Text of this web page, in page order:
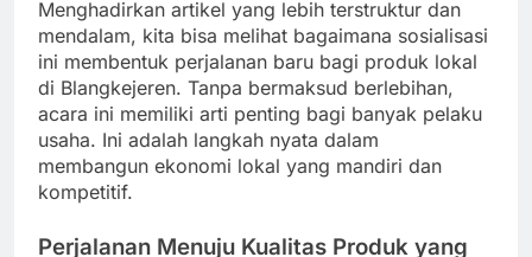
Menghadirkan artikel yang lebih terstruktur dan
mendalam, kita bisa melihat bagaimana sosialisasi
ini membentuk perjalanan baru bagi produk lokal
di Blangkejeren. Tanpa bermaksud berlebihan,
acara ini memiliki arti penting bagi banyak pelaku
usaha. Ini adalah langkah nyata dalam
membangun ekonomi lokal yang mandiri dan
kompetitif.
Perjalanan Menuju Kualitas Produk yang